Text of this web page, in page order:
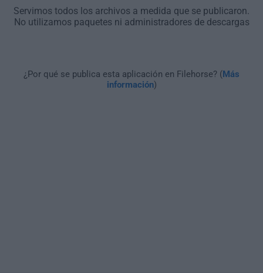
Servimos todos los archivos a medida que se publicaron.
No utilizamos paquetes ni administradores de descargas
¿Por qué se publica esta aplicación en Filehorse? (Más
información)